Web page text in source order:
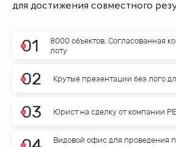
для достижения совместного
01
8000 объектов. Согласованная
лоту
02 Крутые презентации без лого
03 Юрист на сделку от компании
Видовой офис для проведения